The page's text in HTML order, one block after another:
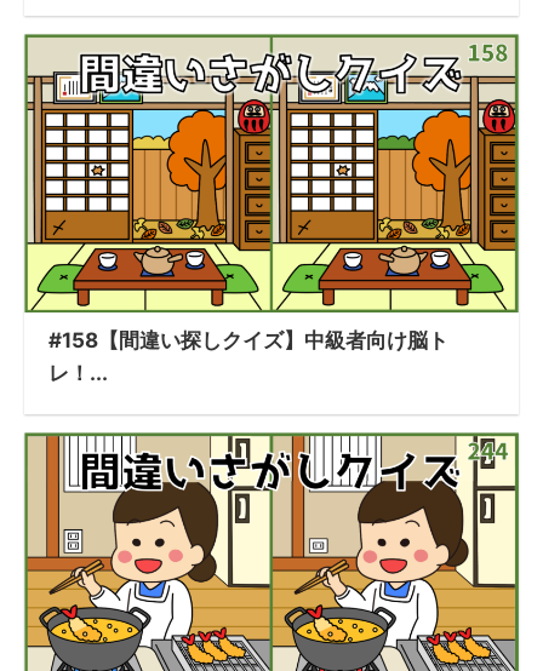
#158【間違い探しクイズ】中級者向け脳ト
レ！...